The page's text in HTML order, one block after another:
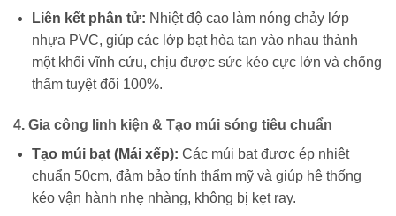
Liên kết phân tử: Nhiệt độ cao làm nóng chảy lớp
nhựa PVC, giúp các lớp bạt hòa tan vào nhau thành
một khối vĩnh cửu, chịu được sức kéo cực lớn và chống
thấm tuyệt đối 100%.
4. Gia công linh kiện & Tạo múi sóng tiêu chuẩn
Tạo múi bạt (Mái xếp): Các múi bạt được ép nhiệt
chuẩn 50cm, đảm bảo tính thẩm mỹ và giúp hệ thống
kéo vận hành nhẹ nhàng, không bị kẹt ray.